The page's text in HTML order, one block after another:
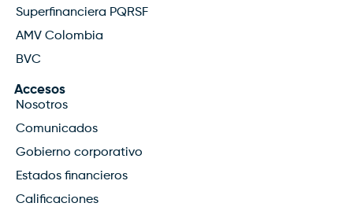
Superfinanciera PQRSF
AMV Colombia
BVC
Accesos
Nosotros
Comunicados
Gobierno corporativo
Estados financieros
Calificaciones